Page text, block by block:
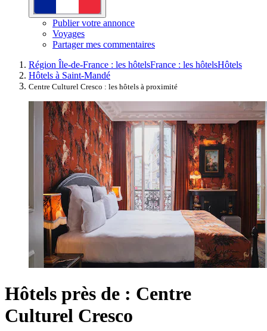
Publier votre annonce
Voyages
Partager mes commentaires
Région Île-de-France : les hôtelsFrance : les hôtelsHôtels
Hôtels à Saint-Mandé
Centre Culturel Cresco : les hôtels à proximité
Hôtels près de : Centre
Culturel Cresco